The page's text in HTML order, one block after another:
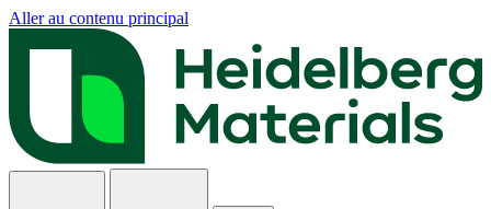
Aller au contenu principal